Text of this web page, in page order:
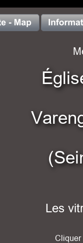
Cliquer
Les